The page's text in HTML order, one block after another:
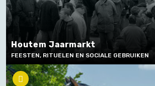
Houtem Jaarmarkt
FEESTEN, RITUELEN EN SOCIALE GEBRUIKEN